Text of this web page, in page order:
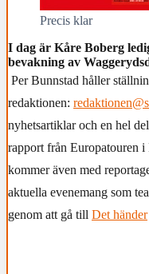
Precis klar
I dag är Kåre Boberg
bevakning av
Per Bunnstad håller
redaktionen:
nyhetsartiklar och en hel
rapport från Europatouren
kommer även med
aktuella evenemang som
genom att gå till Det händer